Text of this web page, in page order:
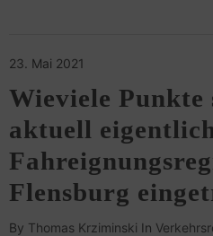
23. Mai 2021
Wieviele
aktuell
Flensburg
By Thomas Krziminski In